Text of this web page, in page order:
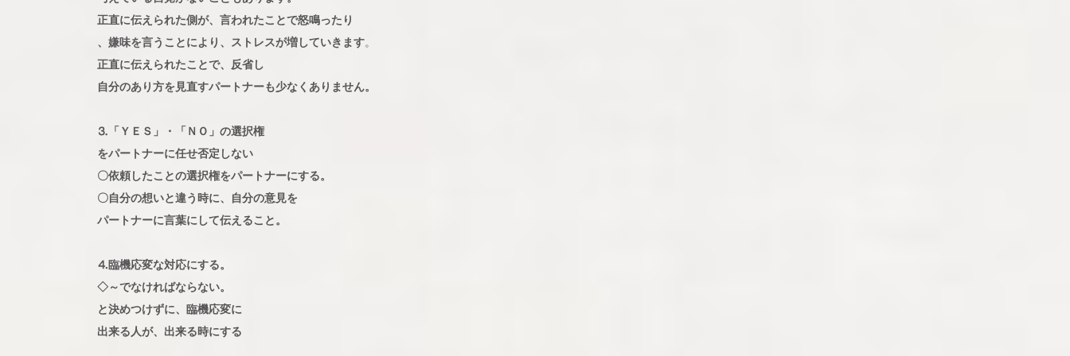
正直に伝えられた側が、言われたことで怒鳴ったり
、嫌味を言うことにより、ストレスが増していきます。
正直に伝えられたことで、反省し
自分のあり方を見直すパートナーも少なくありません。
⒊「ＹＥＳ」・「ＮＯ」の選択権
をパートナーに任せ否定しない
〇依頼したことの選択権をパートナーにする。
〇自分の想いと違う時に、自分の意見を
パートナーに言葉にして伝えること。
⒋臨機応変な対応にする。
◇～でなければならない。
と決めつけずに、臨機応変に
出来る人が、出来る時にする